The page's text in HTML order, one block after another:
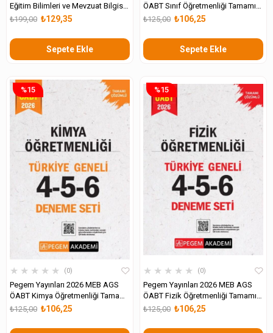
Eğitim Bilimleri ve Mevzuat Bilgisi
300 Soruda Youtube Çözümlü
₺129,35
₺199,00
Sepete Ekle
ÖABT Sınıf Öğretmenliği Tamamı
Çözümlü Türkiye Geneli 4-5-6
₺106,25
₺125,00
Sepete Ekle
★ ★ ★ ★ ★ 0
Pegem Yayınları 2026 MEB AGS
ÖABT Kimya Öğretmenliği Tamamı
Çözümlü Türkiye Geneli 4-5-6
₺106,25
₺125,00
%15
★ ★ ★ ★ ★ 0
Pegem Yayınları 2026 MEB AGS
ÖABT Fizik Öğretmenliği Tamamı
Çözümlü Türkiye Geneli 4-5-6
₺106,25
₺125,00
%15